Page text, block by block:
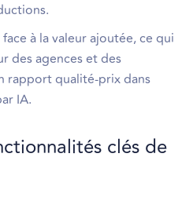
à la valeur ajoutée, ce qui
des agences et des
rapport qualité-prix dans
IA.
clés de